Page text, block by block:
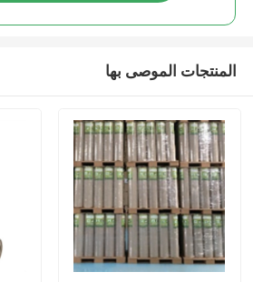
المنتجات الموصى بها